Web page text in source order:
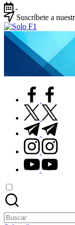
Saltar
al
contenido
-
Suscríbete a
Para
Amantes
F1
facebook.com
twitter.com
t.me
instagram.com
youtube.com
Buscar: